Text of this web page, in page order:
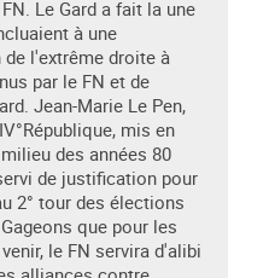
Le Gard a fait la une
à une
l'extrême droite à
par le FN et de
Jean-Marie Le Pen,
mis en
des années 80
de justification pour
2° tour des élections
que pour les
le FN servira d'alibi